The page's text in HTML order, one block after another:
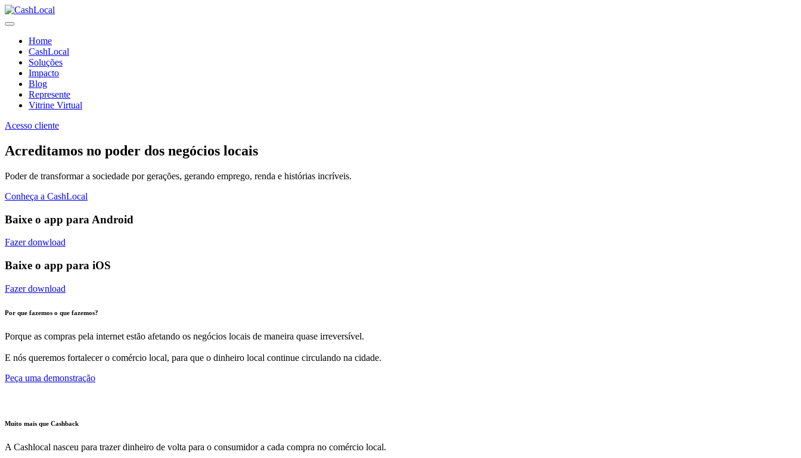
Home
CashLocal
Soluções
Impacto
Blog
Represente
Vitrine Virtual
Acesso cliente
Acreditamos no poder dos negócios locais
Poder de transformar a sociedade por gerações, gerando emprego, renda e histórias incríveis.
Conheça a CashLocal
Baixe o app para Android
Fazer donwload
Baixe o app para iOS
Fazer download
Por que fazemos o que fazemos?
Porque as compras pela internet estão afetando os negócios locais de maneira quase irreversível.
E nós queremos fortalecer o comércio local, para que o dinheiro local continue circulando na cidade.
Peça uma demonstração
Muito mais que Cashback
A Cashlocal nasceu para trazer dinheiro de volta para o consumidor a cada compra no comércio local.